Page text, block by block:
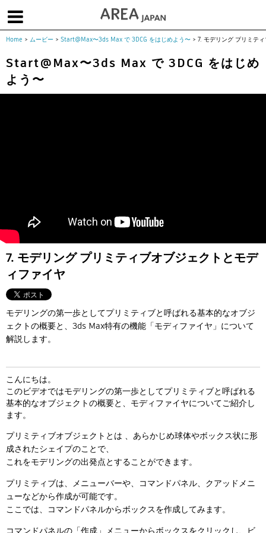
About us
Flow Production Tracking（旧ShotGrid）
Flow Studio
Home > ムービー > Start@Max〜3ds Max で 3DCG をはじめよう〜 > 7. モデリング プリミテ
Start@Max〜3ds Max で 3DCG をはじめ
よう〜
7. モデリング プリミティブオブジェクトとモデ
ィファイヤ
モデリングの第一歩としてプリミティブと呼ばれる基本的なオブジ
ェクトの概要と、3ds Max特有の機能「モディファイヤ」について
解説します。
こんにちは。
このビデオではモデリングの第一歩としてプリミティブと呼ばれる
基本的なオブジェクトの概要と、モディファイヤについてご紹介し
ます。
プリミティブオブジェクトとは 、あらかじめ球体やボックス状に形
成されたシェイプのことで、
これをモデリングの出発点とすることができます。
プリミティブは、メニューバーや、コマンドパネル、クアッドメニ
ューなどから作成が可能です。
ここでは、コマンドパネルからボックスを作成してみます。
コマンドパネルの「作成」メニューからボックスをクリックし、ビ